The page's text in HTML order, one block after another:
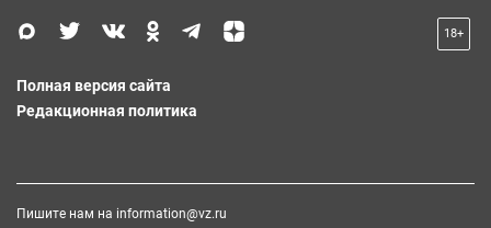
18+
Полная версия сайта
Редакционная политика
Пишите нам на information@vz.ru